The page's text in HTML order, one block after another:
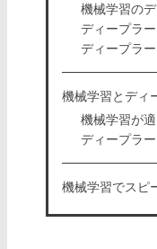
機械学習の
ディープラ
ディープラ
機械学習とディ
機械学習が
ディープラ
機械学習でスピ